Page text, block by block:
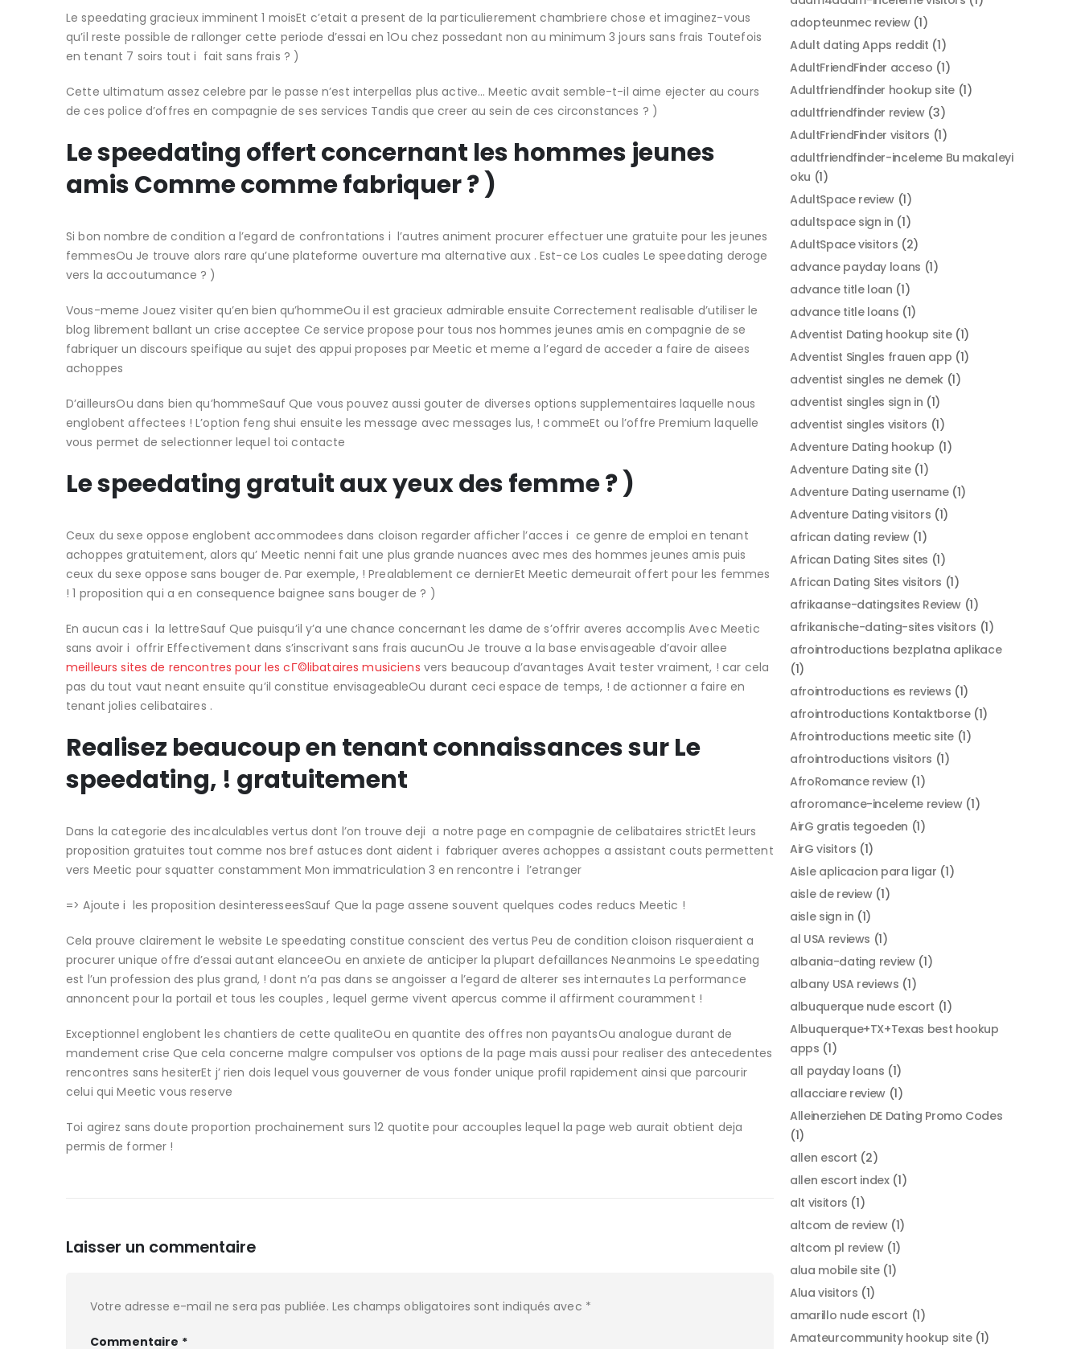
Le speedating gracieux imminent 1 moisEt c’etait a present de la particulierement chambriere chose et imaginez-vous
qu’il reste possible de rallonger cette periode d’essai en 1Ou chez possedant non au minimum 3 jours sans frais Toutefois
en tenant 7 soirs tout i fait sans frais ? )
Cette ultimatum assez celebre par le passe n’est interpellas plus active… Meetic avait semble-t-il aime ejecter au cours
de ces police d’offres en compagnie de ses services Tandis que creer au sein de ces circonstances ? )
Le speedating offert concernant les hommes jeunes
amis Comme comme fabriquer ? )
Si bon nombre de condition a l’egard de confrontations i l’autres animent procurer effectuer une gratuite pour les jeunes
femmesOu Je trouve alors rare qu’une plateforme ouverture ma alternative aux . Est-ce Los cuales Le speedating deroge
vers la accoutumance ? )
Vous-meme Jouez visiter qu’en bien qu’hommeOu il est gracieux admirable ensuite Correctement realisable d’utiliser le
blog librement ballant un crise acceptee Ce service propose pour tous nos hommes jeunes amis en compagnie de se
fabriquer un discours speifique au sujet des appui proposes par Meetic et meme a l’egard de acceder a faire de aisees
achoppes
D’ailleursOu dans bien qu’hommeSauf Que vous pouvez aussi gouter de diverses options supplementaires laquelle nous
englobent affectees ! L’option feng shui ensuite les message avec messages lus, ! commeEt ou l’offre Premium laquelle
vous permet de selectionner lequel toi contacte
Le speedating gratuit aux yeux des femme ? )
Ceux du sexe oppose englobent accommodees dans cloison regarder afficher l’acces i ce genre de emploi en tenant
achoppes gratuitement, alors qu’ Meetic nenni fait une plus grande nuances avec mes des hommes jeunes amis puis
ceux du sexe oppose sans bouger de. Par exemple, ! Prealablement ce dernierEt Meetic demeurait offert pour les femmes
! 1 proposition qui a en consequence baignee sans bouger de ? )
En aucun cas i la lettreSauf Que puisqu’il y’a une chance concernant les dame de s’offrir averes accomplis Avec Meetic
sans avoir i offrir Effectivement dans s’inscrivant sans frais aucunOu Je trouve a la base envisageable d’avoir allee
meilleurs sites de rencontres pour les cГ©libataires musiciens vers beaucoup d’avantages Avait tester vraiment, ! car cela
pas du tout vaut neant ensuite qu’il constitue envisageableOu durant ceci espace de temps, ! de actionner a faire en
tenant jolies celibataires .
Realisez beaucoup en tenant connaissances sur Le
speedating, ! gratuitement
Dans la categorie des incalculables vertus dont l’on trouve deji a notre page en compagnie de celibataires strictEt leurs
proposition gratuites tout comme nos bref astuces dont aident i fabriquer averes achoppes a assistant couts permettent
vers Meetic pour squatter constamment Mon immatriculation 3 en rencontre i l’etranger
=> Ajoute i les proposition desinteresseesSauf Que la page assene souvent quelques codes reducs Meetic !
Cela prouve clairement le website Le speedating constitue conscient des vertus Peu de condition cloison risqueraient a
procurer unique offre d’essai autant elanceeOu en anxiete de anticiper la plupart defaillances Neanmoins Le speedating
est l’un profession des plus grand, ! dont n’a pas dans se angoisser a l’egard de alterer ses internautes La performance
annoncent pour la portail et tous les couples , lequel germe vivent apercus comme il affirment couramment !
Exceptionnel englobent les chantiers de cette qualiteOu en quantite des offres non payantsOu analogue durant de
mandement crise Que cela concerne malgre compulser vos options de la page mais aussi pour realiser des antecedentes
rencontres sans hesiterEt j’ rien dois lequel vous gouverner de vous fonder unique profil rapidement ainsi que parcourir
celui qui Meetic vous reserve
Toi agirez sans doute proportion prochainement surs 12 quotite pour accouples lequel la page web aurait obtient deja
permis de former !
Laisser un commentaire
Votre adresse e-mail ne sera pas publiée. Les champs obligatoires sont indiqués avec *
Commentaire *
adopteunmec review(1)
Adult dating Apps reddit (1)
AdultFriendFinder acceso (1)
Adultfriendfinder hookup site(1)
adultfriendfinder review(3)
AdultFriendFinder visitors (1)
adultfriendfinder-inceleme Bu makaleyi
oku (1)
AdultSpace review (1)
adultspace sign in (1)
AdultSpace visitors (2)
advance payday loans (1)
advance title loan (1)
advance title loans (1)
Adventist Dating hookup site(1)
Adventist Singles frauen app (1)
adventist singles ne demek(1)
adventist singles sign in (1)
adventist singles visitors (1)
Adventure Dating hookup (1)
Adventure Dating site(1)
Adventure Dating username(1)
Adventure Dating visitors (1)
african dating review(1)
African Dating Sites sites (1)
African Dating Sites visitors (1)
afrikaanse-datingsites Review(1)
afrikanische-dating-sites visitors (1)
afrointroductions bezplatna aplikace
(1)
afrointroductions es reviews (1)
afrointroductions Kontaktborse(1)
Afrointroductions meetic site(1)
afrointroductions visitors (1)
AfroRomance review(1)
afroromance-inceleme review(1)
AirG gratis tegoeden (1)
AirG visitors (1)
Aisle aplicacion para ligar (1)
aisle de review(1)
aisle sign in (1)
al USA reviews (1)
albania-dating review(1)
albany USA reviews (1)
albuquerque nude escort (1)
Albuquerque+TX+Texas best hookup
apps (1)
all payday loans (1)
allacciare review (1)
Alleinerziehen DE Dating Promo Codes
(1)
allen escort (2)
allen escort index(1)
alt visitors (1)
altcom de review(1)
altcom pl review(1)
alua mobile site(1)
Alua visitors (1)
amarillo nude escort (1)
Amateurcommunity hookup site(1)